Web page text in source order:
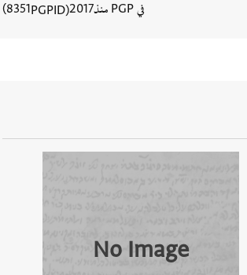
في PGP منذ 2017
PGPID
8351
No Image